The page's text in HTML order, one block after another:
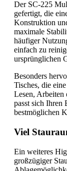
Der SC-225
gefertigt, die
Konstruktion
maximale
häufiger
einfach zu
ursprünglichen
Besonders
Tisches, die
Lesen, Arbeiten
passt sich Ihren
bestmöglichen
Viel
Ein weiteres
großzügiger